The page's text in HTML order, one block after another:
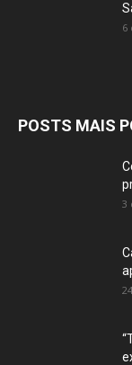
6
POSTS MAIS
3